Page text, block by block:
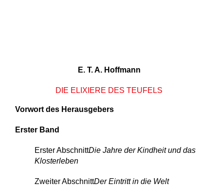
E. T. A. Hoffmann
DIE ELIXIERE DES TEUFELS
Vorwort des Herausgebers
Erster Band
Erster AbschnittDie Jahre der Kindheit und das
Klosterleben
Zweiter AbschnittDer Eintritt in die Welt